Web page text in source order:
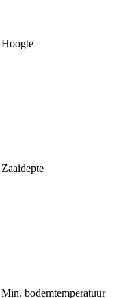
Hoogte
Zaaidepte
Min. bodemtemperatuur